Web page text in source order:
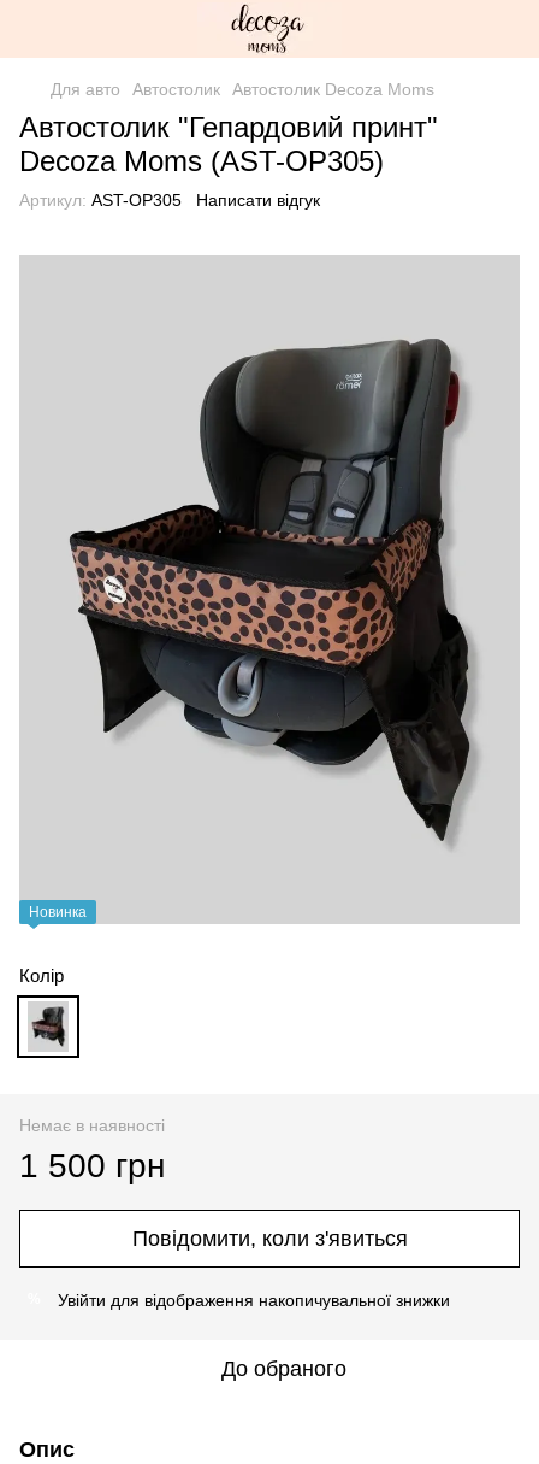
Для авто Автостолик Автостолик Decoza Moms
Автостолик "Гепардовий принт"
Decoza Moms (AST-OP305)
Артикул: AST-OP305 Написати відгук
Новинка
Колір
Немає в наявності
1 500 грн
Повідомити, коли з'явиться
Увійти для відображення накопичувальної знижки
До обраного
Опис